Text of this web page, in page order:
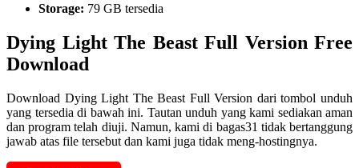
Storage: 79 GB tersedia
Dying Light The Beast Full Version Free
Download
Download Dying Light The Beast Full Version dari tombol unduh
yang tersedia di bawah ini. Tautan unduh yang kami sediakan aman
dan program telah diuji. Namun, kami di bagas31 tidak bertanggung
jawab atas file tersebut dan kami juga tidak meng-hostingnya.